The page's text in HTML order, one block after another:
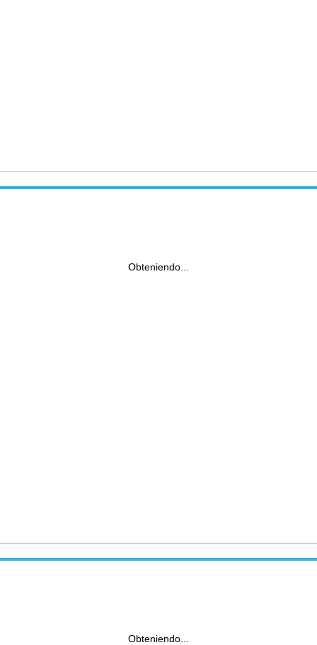
Obteniendo...
Obteniendo...